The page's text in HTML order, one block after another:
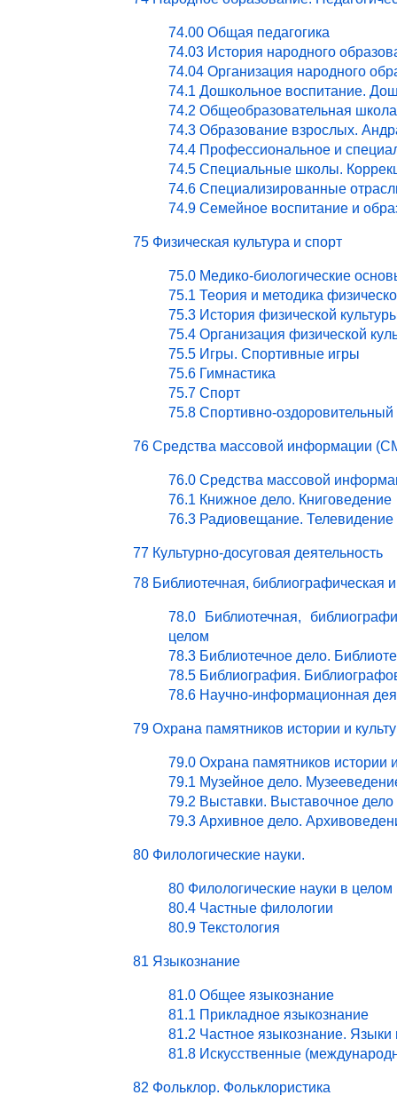
74.00 Общая педагогика
74.03 История народного
74.04 Организация народного
74.1 Дошкольное воспитание.
74.2 Общеобразовательная
74.3 Образование взрослых.
74.4 Профессиональное и
74.5 Специальные школы.
74.6 Специализированные
74.9 Семейное воспитание и
75 Физическая культура и спорт
75.0 Медико-биологические
75.1 Теория и методика
75.3 История физической
75.4 Организация физической
75.5 Игры. Спортивные игры
75.6 Гимнастика
75.7 Спорт
75.8 Спортивно-
76 Средства массовой информации
76.0 Средства массовой
76.1 Книжное дело. Книговедение
76.3 Радиовещание. Телевидение
77 Культурно-досуговая деятельность
78 Библиотечная, библиографическая
78.0 Библиотечная,
целом
78.3 Библиотечное дело.
78.5 Библиография.
78.6 Научно-информационная
79 Охрана памятников истории и
79.0 Охрана памятников истории
79.1 Музейное дело.
79.2 Выставки. Выставочное дело
79.3 Архивное дело.
80 Филологические науки.
80 Филологические науки в целом
80.4 Частные филологии
80.9 Текстология
81 Языкознание
81.0 Общее языкознание
81.1 Прикладное языкознание
81.2 Частное языкознание. Языки
81.8 Искусственные
82 Фольклор. Фольклористика